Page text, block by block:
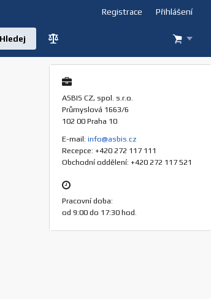
Přihlášení
Registrace
ASBIS CZ, spol. s.r.o.
Průmyslová 1663/6
102 00 Praha 10
E-mail: info@asbis.cz
Recepce: +420 272 117 111
Obchodní oddělení: +420 272 117 521
Pracovní doba:
od 9:00 do 17:30 hod.